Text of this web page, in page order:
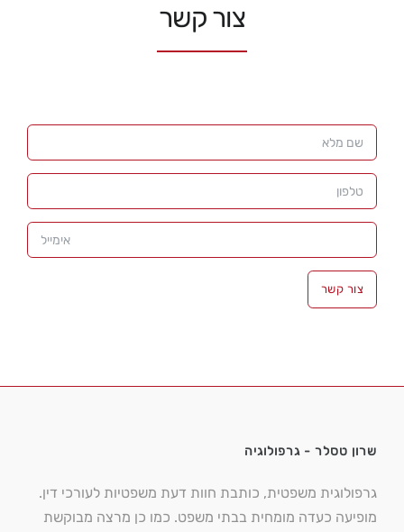
צור קשר
צור קשר
שרון טסלר - גרפולוגיה
גרפולוגית משפטית, כותבת חוות דעת משפטיות לעורכי דין.
מופיעה כעדה מומחית בבתי משפט. כמו כן מרצה מבוקשת